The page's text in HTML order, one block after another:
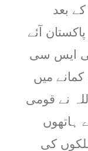
کے بعد
آئے
بی ایس سی
میں
نے قومی
ہاتھوں
کی